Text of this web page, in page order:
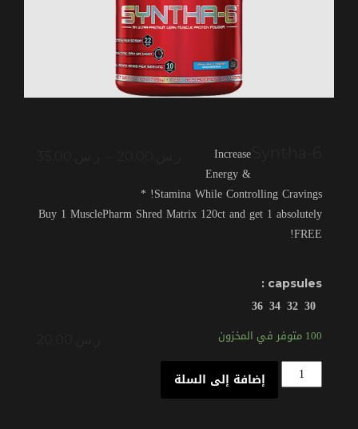
Increase
Energy &
Stamina While Controlling Cravings! *
Buy 1 MusclePharm Shred Matrix 120ct and get 1 absolutely
FREE!
capsules :
30
32
34
36
100 متوفر في المخزون
الكمية إضافة إلى السلة